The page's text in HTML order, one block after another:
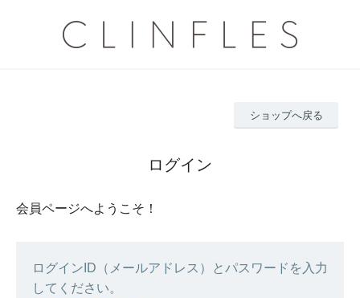
ショップへ戻る
ログイン
会員ページへようこそ！
ログインID（メールアドレス）とパスワードを入力
してください。